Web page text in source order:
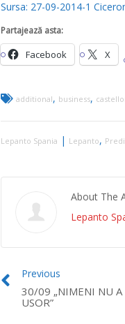
Sursa: 27-09-2014-1
Partajează asta:
Facebook X
additional, business,
Lepanto Spania | Lepanto,
About The
Lepanto
Previous
30/09 „NIMENI NU A
USOR”